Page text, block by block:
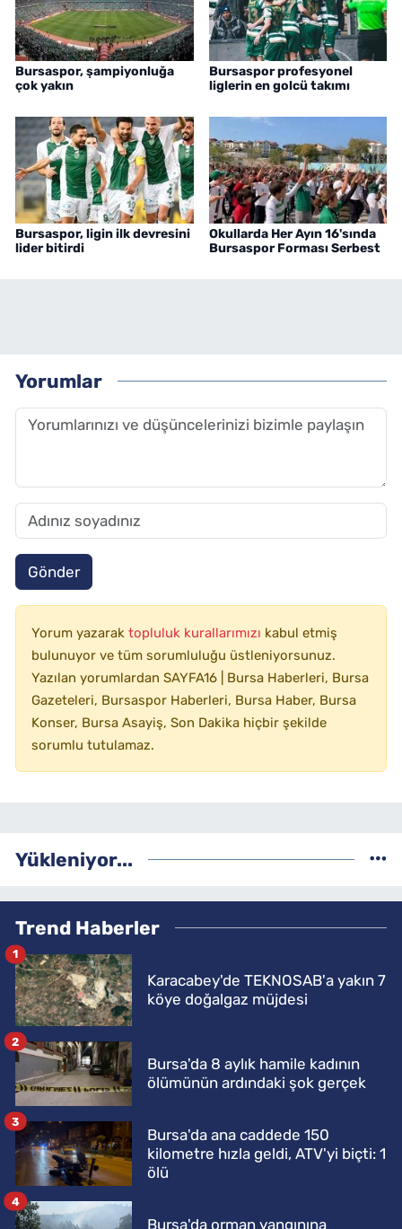
Bursaspor, şampiyonluğa
çok yakın
Bursaspor profesyonel
liglerin en golcü takımı
Bursaspor, ligin ilk devresini
lider bitirdi
Okullarda Her Ayın 16'sında
Bursaspor Forması Serbest
Yorumlar
Gönder
Yorum yazarak topluluk kurallarımızı kabul etmiş
bulunuyor ve tüm sorumluluğu üstleniyorsunuz.
Yazılan yorumlardan SAYFA16 | Bursa Haberleri, Bursa
Gazeteleri, Bursaspor Haberleri, Bursa Haber, Bursa
Konser, Bursa Asayiş, Son Dakika hiçbir şekilde
sorumlu tutulamaz.
Yükleniyor...
Trend Haberler
Karacabey'de TEKNOSAB'a yakın 7
köye doğalgaz müjdesi
1
Bursa'da 8 aylık hamile kadının
ölümünün ardındaki şok gerçek
2
Bursa'da ana caddede 150
kilometre hızla geldi, ATV'yi biçti: 1
ölü
3
Bursa'da orman yangınına
4